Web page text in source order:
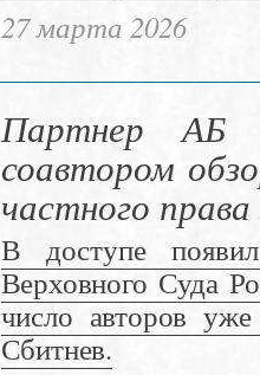
27 марта 2026
Партнер АБ
соавтором
частного
В доступе
Верховного Суда
число авторов
Сбитнев.